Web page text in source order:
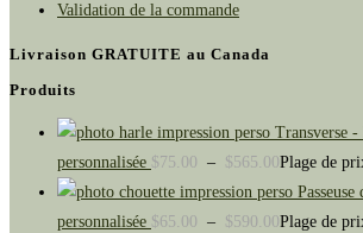
Validation de la commande
Livraison GRATUITE au Canada
Produits
Transverse
personnalisée $75.00 – $565.00Plage de
personnalisée $65.00 – $590.00Plage de